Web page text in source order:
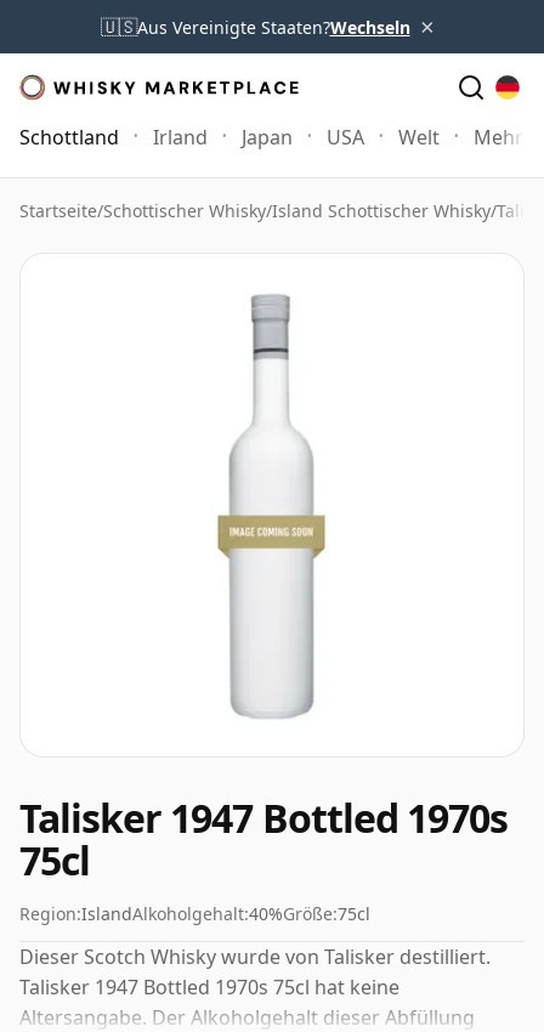
🇺🇸Aus Vereinigte Staaten?Wechseln ×
Schottland Irland Japan USA Welt Mehr
Startseite/Schottischer Whisky/Island Schottischer Whisky/
Talisker 1947 Bottled 1970s
75cl
Region:IslandAlkoholgehalt:40%Größe:75cl
Dieser Scotch Whisky wurde von Talisker destilliert.
Talisker 1947 Bottled 1970s 75cl hat keine
Altersangabe. Der Alkoholgehalt dieser Abfüllung